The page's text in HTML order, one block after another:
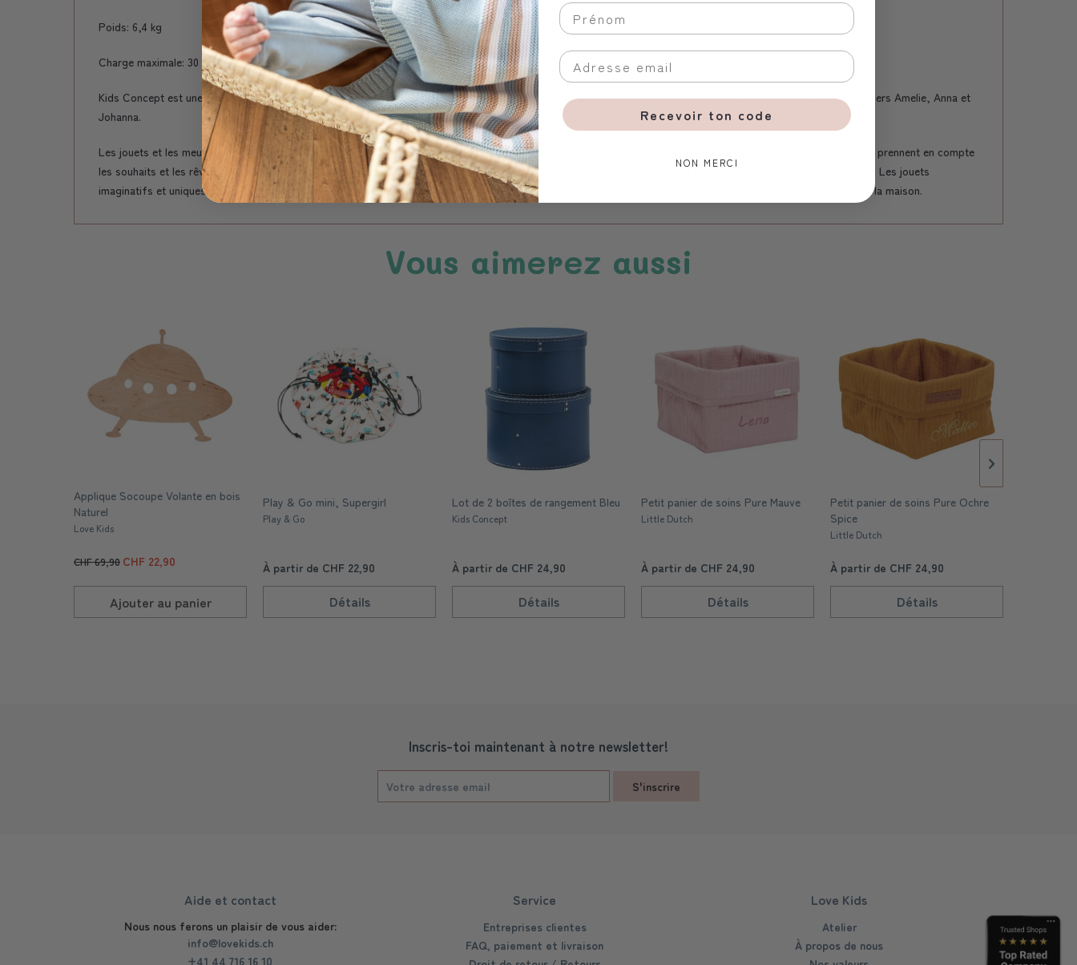
Poids: 6,4 kg
Charge maximale: 30 kg
Kids Concept est une marque suédoise qui conçoit des jouets, des meubles pour enfants et des accessoires de rêve. Kids Concept a été fondée par les designers Amelie, Anna et
Johanna.
Les jouets et les meubles pour enfants de Kids Concept sont créés avec beaucoup d'amour, de soin et en collaboration active avec des enfants. Les designers prennent en compte
les souhaits et les rêves des filles et des garçons dans leurs conceptions afin que les enfants se sentent complètement à l'aise avec les produits Kids Concept. Les jouets
imaginatifs et uniques de Kids Concept, avec leurs magnifiques motifs et couleurs harmonieuses, fascinent les enfants et apportent de la bonne humeur dans la maison.
Vous aimerez aussi
Applique Socoupe Volante en bois
Naturel
Love Kids
CHF 69,90 CHF 22,90
Ajouter au panier
Play & Go mini, Supergirl
Play & Go
À partir de CHF 22,90
Détails
Lot de 2 boîtes de rangement Bleu
Kids Concept
À partir de CHF 24,90
Détails
Petit panier de soins Pure Mauve
Little Dutch
À partir de CHF 24,90
Détails
Petit panier de soins Pure Ochre
Spice
Little Dutch
À partir de CHF 24,90
Détails
Inscris-toi maintenant à notre newsletter!
S'inscrire
Aide et contact
Nous nous ferons un plaisir de vous aider:
info@lovekids.ch
+41 44 716 16 10
Service
Entreprises clientes
FAQ, paiement et livraison
Love Kids
Atelier
À propos de nous
Recevoir ton code
NON MERCI